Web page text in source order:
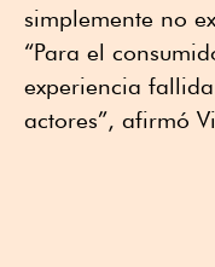
simplemente no
“Para el
experiencia
actores”, afirmó